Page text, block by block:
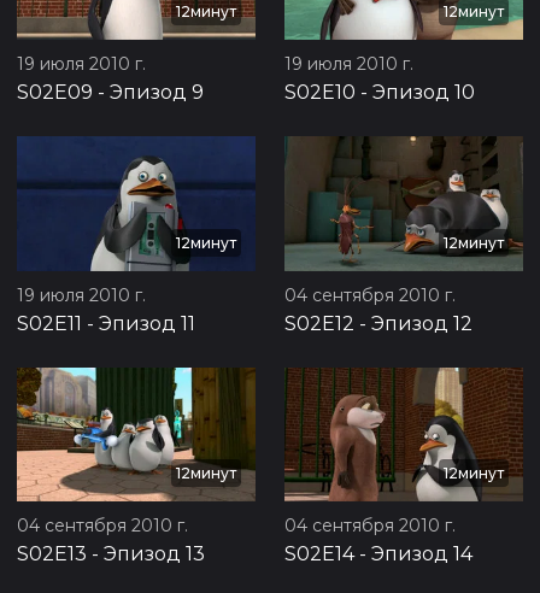
12минут
19 июля 2010 г.
S02E09 - Эпизод 9
12минут
19 июля 2010 г.
S02E10 - Эпизод 10
12минут
19 июля 2010 г.
S02E11 - Эпизод 11
12минут
04 сентября 2010 г.
S02E12 - Эпизод 12
12минут
04 сентября 2010 г.
S02E13 - Эпизод 13
12минут
04 сентября 2010 г.
S02E14- Эпизод 14